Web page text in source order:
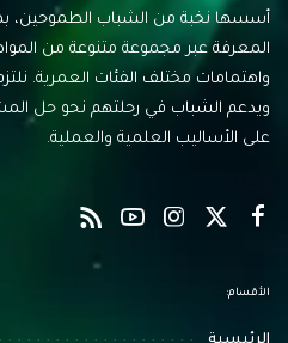
أسسها نخبة من الشباب الطموحين،
المعرفة عبر مجموعة متنوعة من
واهتمامات مختلف الفئات العمرية.
ويدعم الشباب في رحلتهم نحو حل
على الأساليب العلمية والعملية.
الأقسام: